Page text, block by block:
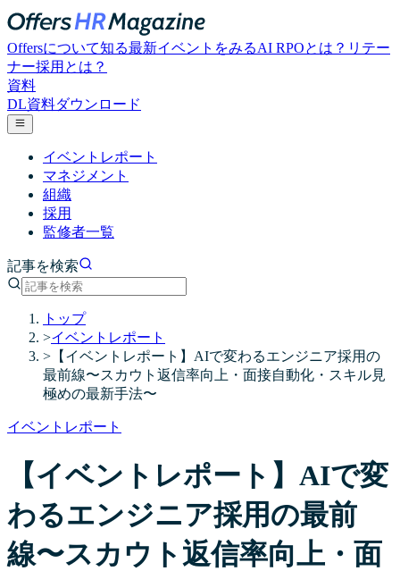
Offersについて知る最新イベントをみるAI RPOとは？ リテー
ナー採用とは？
資料
DL資料ダウンロード
イベントレポート
マネジメント
組織
採用
監修者一覧
記事を検索
トップ
>イベントレポート
> 【イベントレポート】AIで変わるエンジニア採用の
最前線〜スカウト返信率向上・面接自動化・スキル見
極めの最新手法〜
イベントレポート
【イベントレポート】AIで変
わるエンジニア採用の最前
線〜スカウト返信率向上・面